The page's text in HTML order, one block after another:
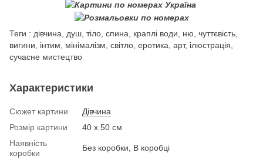
Теги : дівчина, душ, тіло, спина, краплі води, ню, чуттєвість,
вигини, інтим, мінімалізм, світло, еротика, арт, ілюстрація,
сучасне мистецтво
Характеристики
Сюжет картини
Дівчина
Розмір картини
40 х 50 см
Наявність
коробки
Без коробки, В коробці